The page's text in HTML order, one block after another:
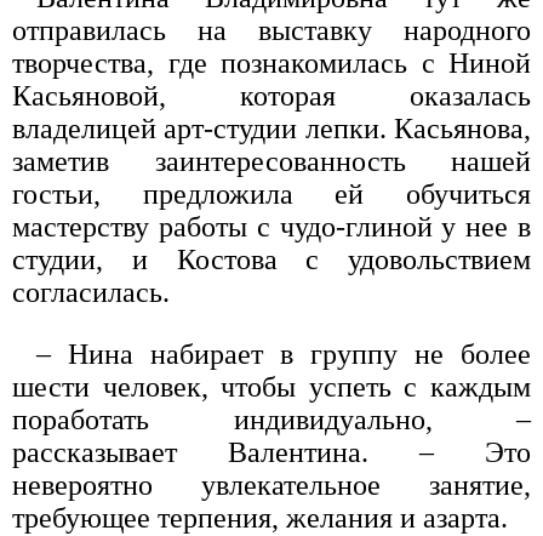
отправилась на выставку народного
творчества, где познакомилась с Ниной
Касьяновой, которая оказалась
владелицей арт-студии лепки. Касьянова,
заметив заинтересованность нашей
гостьи, предложила ей обучиться
мастерству работы с чудо-глиной у нее в
студии, и Костова с удовольствием
согласилась.
– Нина набирает в группу не более
шести человек, чтобы успеть с каждым
поработать индивидуально, –
рассказывает Валентина. – Это
невероятно увлекательное занятие,
требующее терпения, желания и азарта.